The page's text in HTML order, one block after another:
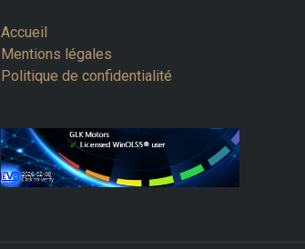
Accueil
Mentions légales
Politique de confidentialité